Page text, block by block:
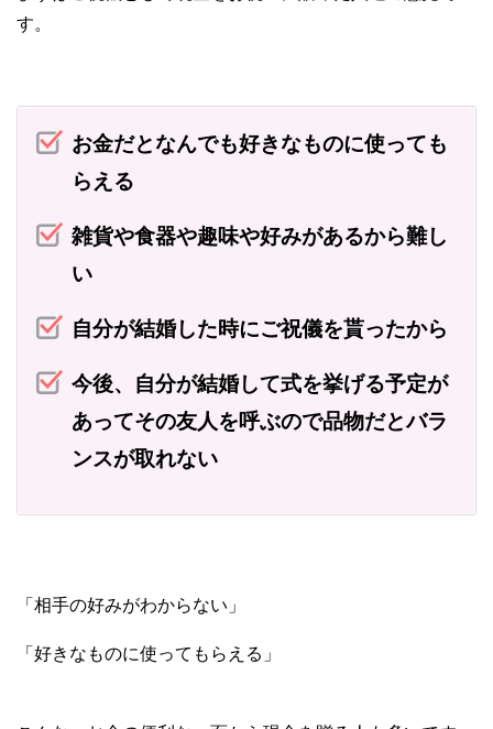
す。
お金だとなんでも好きなものに使っても
らえる
雑貨や食器や趣味や好みがあるから難し
い
自分が結婚した時にご祝儀を貰ったから
今後、自分が結婚して式を挙げる予定が
あってその友人を呼ぶので品物だとバラ
ンスが取れない
「相手の好みがわからない」
「好きなものに使ってもらえる」